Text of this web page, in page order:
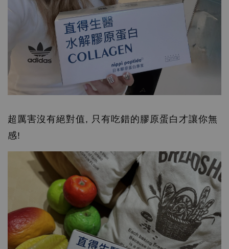
超厲害沒有絕對值, 只有吃錯的膠原蛋白才讓你無
感!